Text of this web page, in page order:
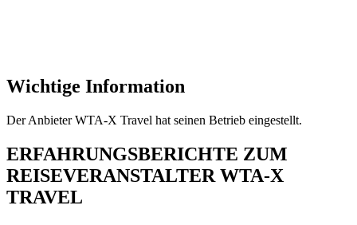
Wichtige Information
Der Anbieter WTA-X Travel hat seinen Betrieb eingestellt.
ERFAHRUNGSBERICHTE ZUM
REISEVERANSTALTER WTA-X
TRAVEL